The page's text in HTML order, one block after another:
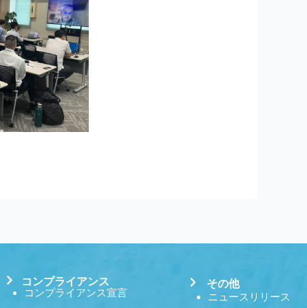
コンプライアンス
コンプライアンス宣言
その他
ニュースリリース